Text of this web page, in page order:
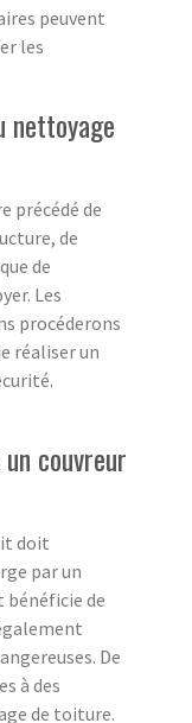
peuvent
les
nettoyage
précédé de
de
de
Les
procéderons
réaliser un
couvreur
doit
par un
bénéficie de
De
à des
de toiture.